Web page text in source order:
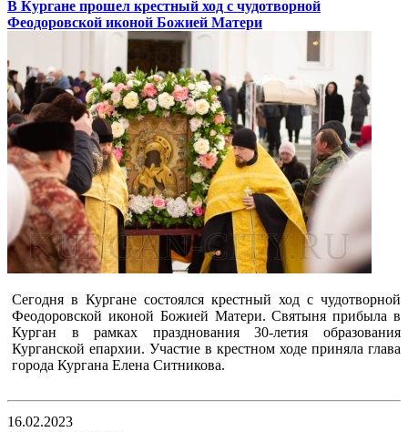
В Кургане прошел крестный ход с чудотворной
Феодоровской иконой Божией Матери
Сегодня в Кургане состоялся крестный ход с чудотворной
Феодоровской иконой Божией Матери. Святыня прибыла в
Курган в рамках празднования 30-летия образования
Курганской епархии. Участие в крестном ходе приняла глава
города Кургана Елена Ситникова.
16.02.2023